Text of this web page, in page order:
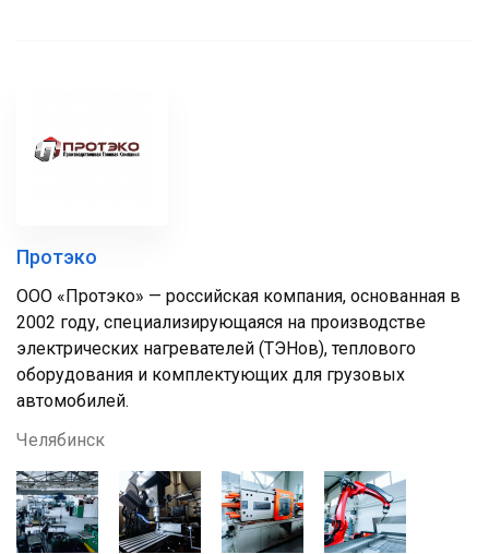
Протэко
ООО «Протэко» — российская компания, основанная в
2002 году, специализирующаяся на производстве
электрических нагревателей (ТЭНов), теплового
оборудования и комплектующих для грузовых
автомобилей.
Челябинск